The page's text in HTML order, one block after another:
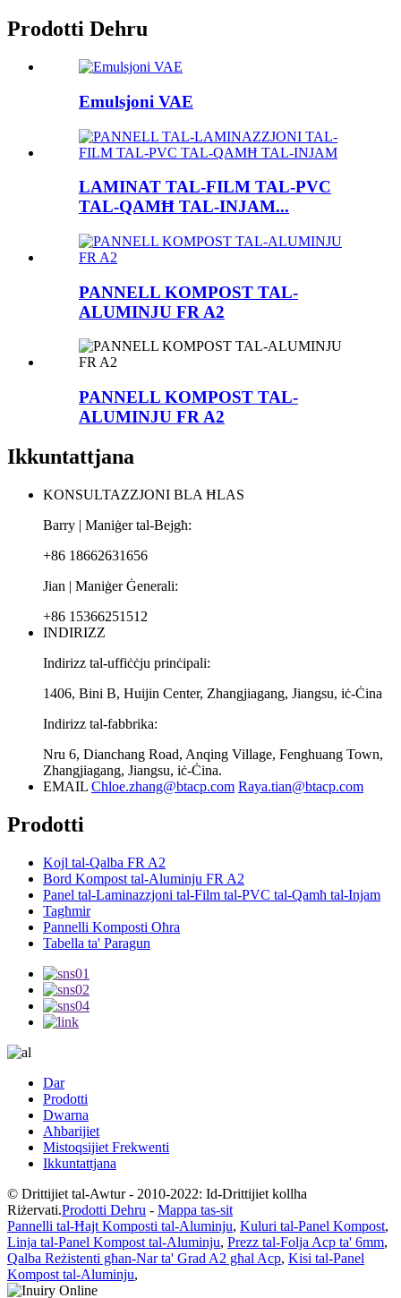
Prodotti Dehru
Emulsjoni VAE
LAMINAT TAL-FILM TAL-PVC
TAL-QAMĦ TAL-INJAM...
PANNELL KOMPOST TAL-
ALUMINJU FR A2
PANNELL KOMPOST TAL-
ALUMINJU FR A2
Ikkuntattjana
KONSULTAZZJONI BLA ĦLAS
Barry | Maniġer tal-Bejgħ:
+86 18662631656
Jian | Maniġer Ġenerali:
+86 15366251512
INDIRIZZ
Indirizz tal-uffiċċju prinċipali:
1406, Bini B, Huijin Center, Zhangjiagang, Jiangsu, iċ-Ċina
Indirizz tal-fabbrika:
Nru 6, Dianchang Road, Anqing Village, Fenghuang Town,
Zhangjiagang, Jiangsu, iċ-Ċina.
EMAIL Chloe.zhang@btacp.com Raya.tian@btacp.com
Prodotti
Kojl tal-Qalba FR A2
Bord Kompost tal-Aluminju FR A2
Panel tal-Laminazzjoni tal-Film tal-PVC tal-Qamħ tal-Injam
Tagħmir
Pannelli Komposti Oħra
Tabella ta' Paragun
Dar
Prodotti
Dwarna
Aħbarijiet
Mistoqsijiet Frekwenti
Ikkuntattjana
© Drittijiet tal-Awtur - 2010-2022: Id-Drittijiet kollha
Riżervati.Prodotti Dehru - Mappa tas-sit
Pannelli tal-Ħajt Komposti tal-Aluminju, Kuluri tal-Panel Kompost,
Linja tal-Panel Kompost tal-Aluminju, Prezz tal-Folja Acp ta' 6mm,
Qalba Reżistenti għan-Nar ta' Grad A2 għal Acp, Kisi tal-Panel
Kompost tal-Aluminju,